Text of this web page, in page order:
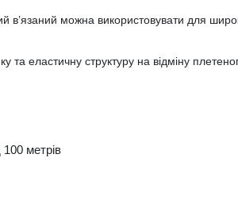
в’язаний можна використовувати для
та еластичну структуру на відміну
100 метрів